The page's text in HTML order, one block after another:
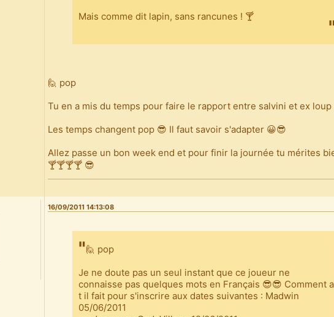
Mais comme dit lapin, sans rancunes ! 🍸
🙋 pop
Tu en a mis du temps pour faire le rapport entre salvini et ex loup
Les temps changent pop 😎 Il faut savoir s'adapter 😀😎
Allez passe un bon week end et pour finir la journée tu mérites
🍸🍸🍸🍸 😎
16/09/2011 14:13:08
🙋 pop
Je ne doute pas un seul instant que ce joueur ne
connaisse pas quelques mots en Français 😎😎 Comment a
t il fait pour s'inscrire aux dates suivantes : Madwin
05/06/2011